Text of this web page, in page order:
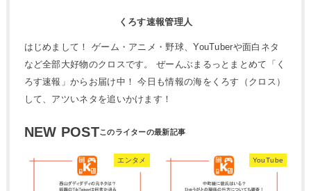
くろす速報管理人
はじめまして！ ゲーム・アニメ・野球、YouTuberや面白ネタ
など全部大好物のクロスです。 ぜーんぶまるっとまとめて「く
ろす速報」からお届け中！ 今日も情報の海をくろす（クロス）
して、アツいネタを追いかけます！
NEW POST
エンタメ YouTube